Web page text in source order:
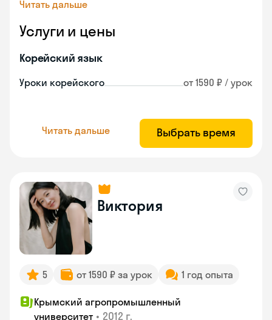
Читать дальше
Услуги и цены
Корейский язык
Уроки корейского от 1590 ₽ / урок
Читать дальше Выбрать время
Виктория
5 от 1590 ₽ за урок 1 год опыта
Крымский агропромышленный
университет • 2012 г.